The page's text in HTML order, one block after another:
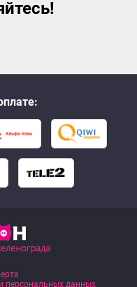
персональных данных